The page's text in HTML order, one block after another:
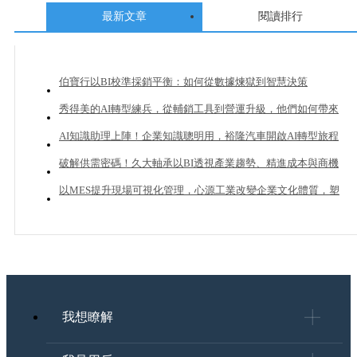
最新文章 閱讀排行
伯寶行以BI校準採銷平衡：如何從數據煉獄到智慧決策
秀得美的AI轉型練兵，從輔銷工具到營運升級，他們如何帶來
20%業績成長？
AI知識助理上陣！企業知識聰明用，裕隆汽車開啟AI轉型旅程
破解供需密碼！久大軸承以BI透視產業趨勢、精進成本與商機
管理
以MES提升現場可視化管理，心源工業改變企業文化體質，塑
我想瞭解